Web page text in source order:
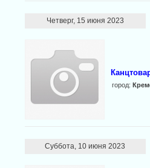
Четверг, 15 июня 2023
город:
Суббота, 10 июня 2023